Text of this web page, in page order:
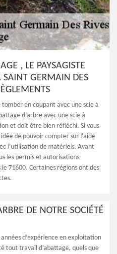
, LE PAYSAGISTE
SAINT GERMAIN DES
en coupant avec une scie à
d’arbre avec une scie à
et doit être bien réfléchi. Si vous
de pouvoir compter sur l'aide
l’utilisation de matériels. Avant
les permis et autorisations
71600. Certaines régions ont des
DE NOTRE SOCIÉTÉ
d’expérience en exploitation
tout travail d’abattage, quels que